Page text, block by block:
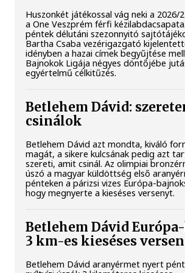
Huszonkét játékossal vág neki a 2026/
a One Veszprém férfi
péntek délutáni szezonnyitó
Bartha Csaba vezérigazgató
idényben a hazai címek begyűjtése
Bajnokok Ligája négyes döntőjébe
egyértelmű célkitűzés.
Betlehem Dávid:
csinálok
Betlehem Dávid azt mondta, kiváló
magát, a sikere kulcsának pedig azt
szereti, amit csinál. Az olimpiai
úszó a magyar küldöttség első
pénteken a párizsi vizes Európa-
hogy megnyerte a kieséses versenyt.
Betlehem Dávid
3 km-es kieséses
Betlehem Dávid aranyérmet nyert